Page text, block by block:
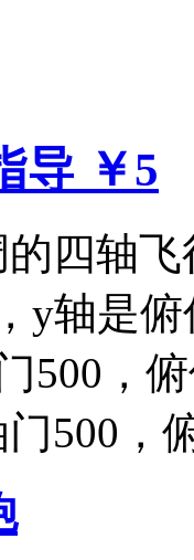
导 ￥5
四轴
y轴是
500，
500，